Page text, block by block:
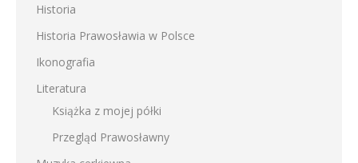
Historia
Historia Prawosławia w Polsce
Ikonografia
Literatura
Książka z mojej półki
Przegląd Prawosławny